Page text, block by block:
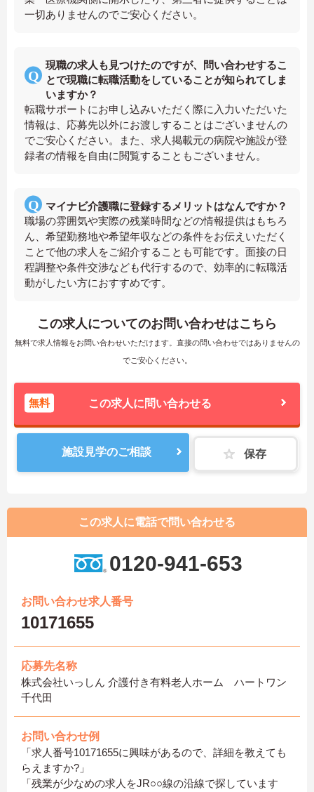
一切ありませんのでご安心ください。
現職の求人も見つけたのですが、問い合わせするこ
とで現職に転職活動をしていることが知られてしま
いますか？
転職サポートにお申し込みいただく際に入力いただいた
情報は、応募先以外にお渡しすることはございませんの
でご安心ください。また、求人掲載元の病院や施設が登
録者の情報を自由に閲覧することもございません。
マイナビ介護職に登録するメリットはなんですか？
職場の雰囲気や実際の残業時間などの情報提供はもちろ
ん、希望勤務地や希望年収などの条件をお伝えいただく
ことで他の求人をご紹介することも可能です。面接の日
程調整や条件交渉なども代行するので、効率的に転職活
動がしたい方におすすめです。
この求人についてのお問い合わせはこちら
無料で求人情報をお問い合わせいただけます。直接の問い合わせではありませんの
でご安心ください。
無料 この求人に問い合わせる
施設見学のご相談 保存
この求人に電話で問い合わせる
0120-941-653
お問い合わせ求人番号
10171655
応募先名称
株式会社いっしん 介護付き有料老人ホーム ハートワン
千代田
お問い合わせ例
「求人番号10171655に興味があるので、詳細を教えても
らえますか?」
「残業が少なめの求人をJR○○線の沿線で探しています